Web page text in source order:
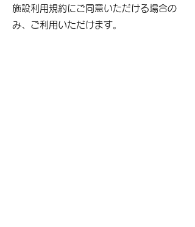
​​施設利用規約にご同意いただける場合の
み、ご利用いただけます。